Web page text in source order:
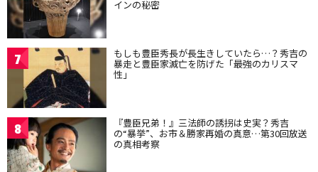
インの秘密
7 もしも豊臣秀長が長生きしていたら…？秀吉の
暴走と豊臣家滅亡を防げた「最強のカリスマ
性」
8 『豊臣兄弟！』三法師の誘拐は史実？秀吉
の“暴挙”、お市＆勝家再婚の真意…第30回放送
の真相考察